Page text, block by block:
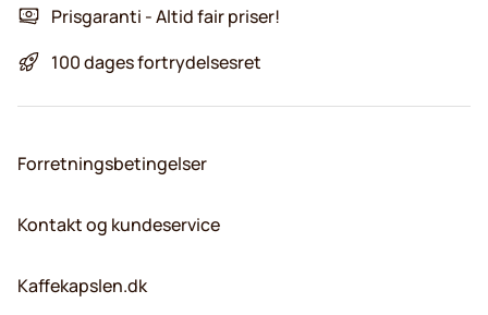
Prisgaranti - Altid fair priser!
100 dages fortrydelsesret
Forretningsbetingelser
Kontakt og kundeservice
Kaffekapslen.dk